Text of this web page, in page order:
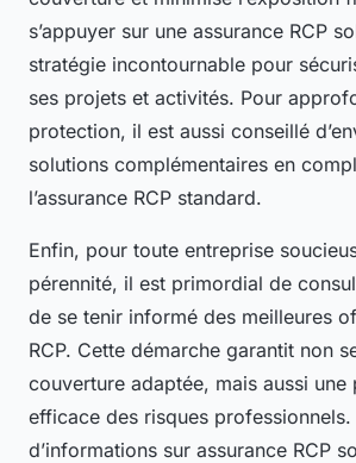
s’appuyer sur une assurance RCP
stratégie incontournable pour
ses projets et activités. Pour
protection, il est aussi conseillé
solutions complémentaires en
l’assurance RCP standard.
Enfin, pour toute entreprise
pérennité, il est primordial de
de se tenir informé des meilleures
RCP. Cette démarche garantit non
couverture adaptée, mais aussi une
efficace des risques professionnels.
d’informations sur assurance RCP